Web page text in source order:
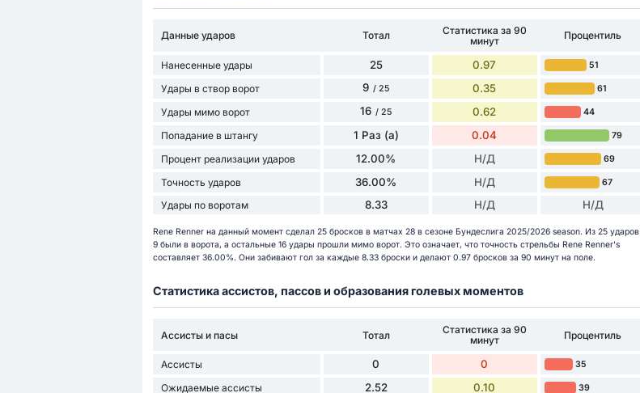
Данные ударов Тотал
Статистика за 90
минут
Процентиль
Нанесенные удары 25 0.97 51
Удары в створ ворот 9 / 25 0.35 61
Удары мимо ворот 16 / 25 0.62 44
Попадание в штангу 1 Раз (а) 0.04 79
Процент реализации ударов 12.00% Н/Д 69
Точность ударов 36.00% Н/Д 67
Удары по воротам 8.33 Н/Д Н/Д
Rene Renner на данный момент сделал 25 бросков в матчах 28 в сезоне Бундеслига 2025/2026 season. Из 25 ударов
9 были в ворота, а остальные 16 удары прошли мимо ворот. Это означает, что точность стрельбы Rene Renner's
составляет 36.00%. Они забивают гол за каждые 8.33 броски и делают 0.97 бросков за 90 минут на поле.
Статистика ассистов, пассов и образования голевых моментов
Ассисты и пасы Тотал
Статистика за 90
минут
Процентиль
Ассисты 0 0 35
Ожидаемые ассисты 2.52 0.10 39